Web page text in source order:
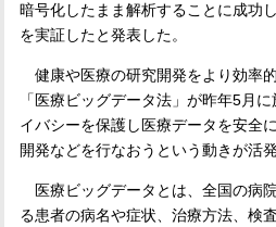
暗号化したまま解析することに成功
を実証したと発表した。
健康や医療の研究開発をより効率
「医療ビッグデータ法」が昨年5月
イバシーを保護し医療データを安全
開発などを行なおうという動きが活
医療ビッグデータとは、全国の病
る患者の病名や症状、治療方法、検